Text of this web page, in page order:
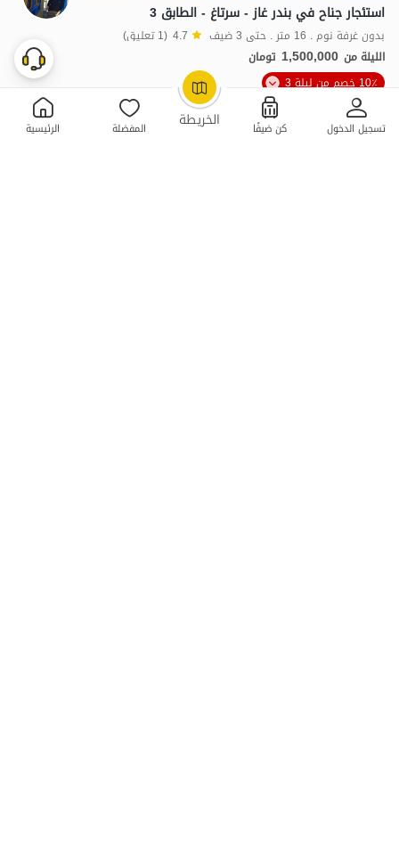
الخريطة تسجيل الدخول كن ضيفًا المفضلة الرئيسية
OpenStreetMap
استئجار جناح في بندر غاز - سرتاغ - الطابق 3
بدون غرفة نوم . 16 متر . حتى 3 ضيف 4.7 (1 تعليق)
الليلة من 1,500,000 تومان
10٪ خصم من ليلة 3